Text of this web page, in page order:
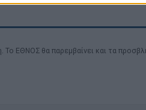
ΕΘΝΟΣ θα παρεμβαίνει και τα